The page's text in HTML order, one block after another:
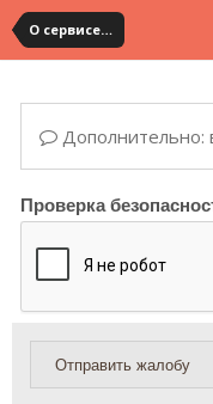
О сервисе, сайте и форуме
Дополнительно:
Проверка
Отправить жалобу